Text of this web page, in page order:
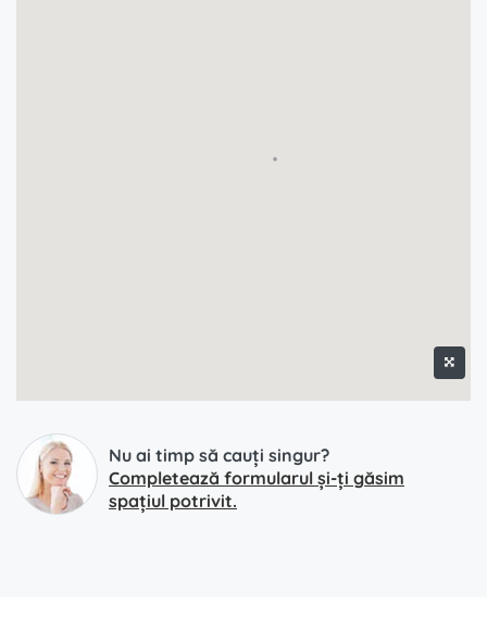
Nu ai timp să cauți singur?
Completează formularul și-ți găsim
spațiul potrivit.